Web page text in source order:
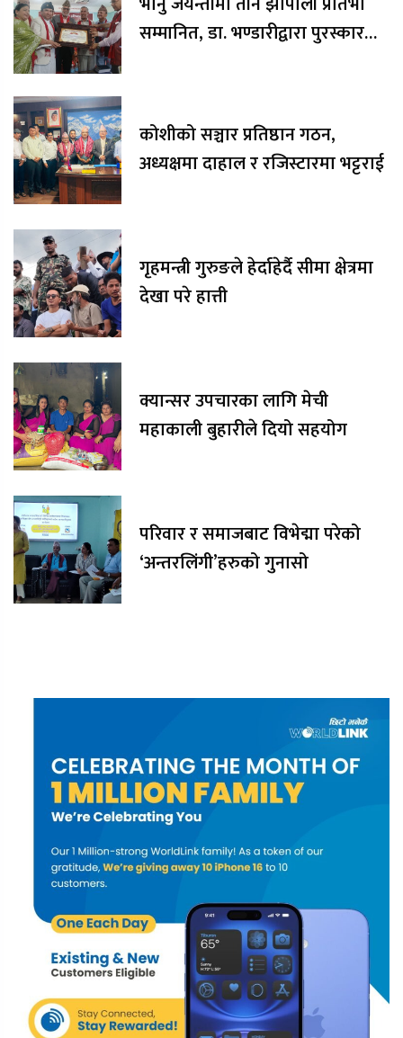
सम्मानित, डा. भण्डारीद्वारा पुरस्कार
कोशीको सञ्चार प्रतिष्ठान गठन,
अध्यक्षमा दाहाल र रजिस्टारमा भट्टराई
गृहमन्त्री गुरुङले हेर्दाहेर्दै सीमा क्षेत्रमा
देखा परे हात्ती
क्यान्सर उपचारका लागि मेची
महाकाली बुहारीले दियो सहयोग
परिवार र समाजबाट विभेद्मा परेको
‘अन्तरलिंगी’हरुको गुनासो